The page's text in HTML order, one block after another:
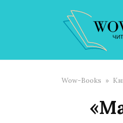
Wow-Books »